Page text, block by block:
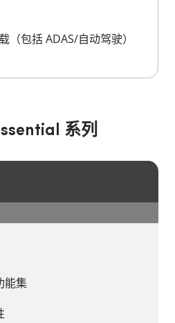
（包括 ADAS/自动驾驶）
系列
能集